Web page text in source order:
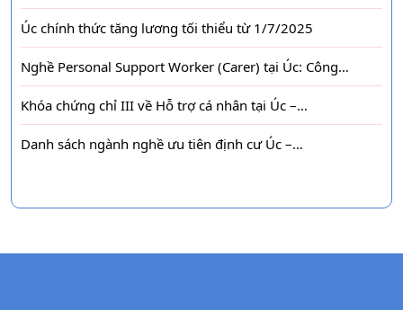
Úc chính thức tăng lương tối thiểu từ 1/7/2025
Nghề Personal Support Worker (Carer) tại Úc: Công…
Khóa chứng chỉ III về Hỗ trợ cá nhân tại Úc –…
Danh sách ngành nghề ưu tiên định cư Úc –…